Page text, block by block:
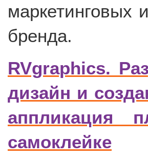
маркетинговых
бренда.
RVgraphics.
дизайн и
аппликация
самоклейке